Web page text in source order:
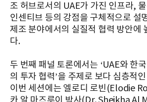
조 허브로서의 UAE가 가진 인프라,
인센티브 등의 강점을 구체적으로 설
제조 분야에서의 실질적 협력 방안에
다.
두 번째 패널 토론에서는 ‘UAE와 한
의 투자 협력’을 주제로 보다 심층적
이번 세션에는 엘로디 로빈(Elodie